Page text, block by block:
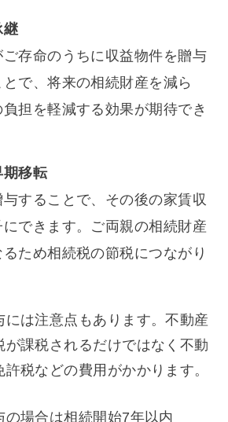
継
ご存命のうちに収益物件を贈与
とで、将来の相続財産を減ら
負担を軽減する効果が期待でき
期移転
することで、その後の家賃収
にできます。ご両親の相続財産
ため相続税の節税につながり
には注意点もあります。不動産
が課税されるだけではなく不動
税などの費用がかかります。
の場合は相続開始7年以内